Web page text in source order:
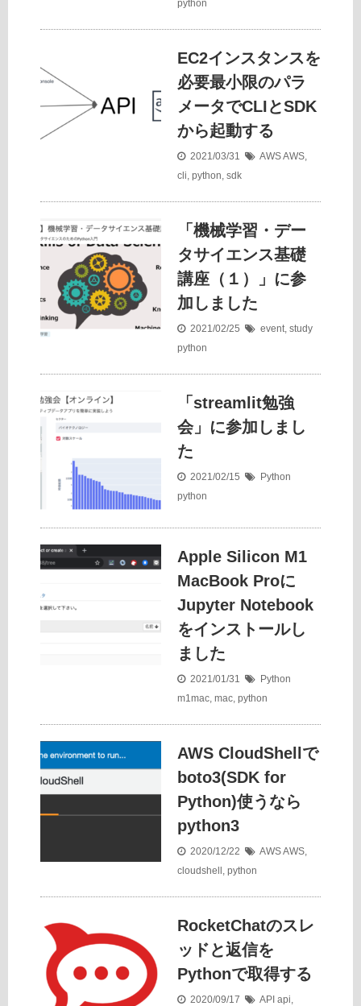
python
EC2インスタンスを
必要最小限のパラ
メータでCLIとSDK
から起動する
2021/03/31 AWSAWS,
cli, python, sdk
「機械学習・デー
タサイエンス基礎
講座（１）」に参
加しました
2021/02/25 event, study
python
「streamlit勉強
会」に参加しまし
た
2021/02/15
Python
python
Apple Silicon M1
MacBook Proに
Jupyter Notebook
をインストールし
ました
2021/01/31
Python
m1mac, mac, python
AWS CloudShellで
boto3(SDK for
Python)使うなら
python3
2020/12/22 AWSAWS,
cloudshell , python
RocketChatのスレ
ッドと返信を
Pythonで取得する
2020/09/17 API api,